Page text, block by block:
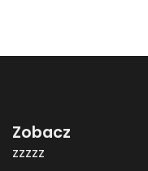
Zobacz
zzzzz